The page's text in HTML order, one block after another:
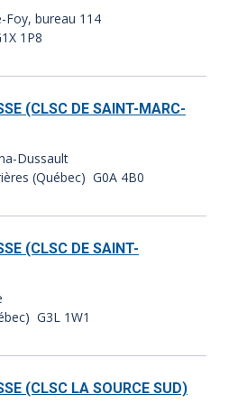
Foy, bureau 114
1P8
(CLSC DE SAINT-MARC-
Dussault
(Québec) G0A 4B0
(CLSC DE SAINT-
G3L 1W1
(CLSC LA SOURCE SUD)